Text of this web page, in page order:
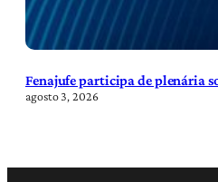
Fenajufe participa de plenária
agosto 3, 2026